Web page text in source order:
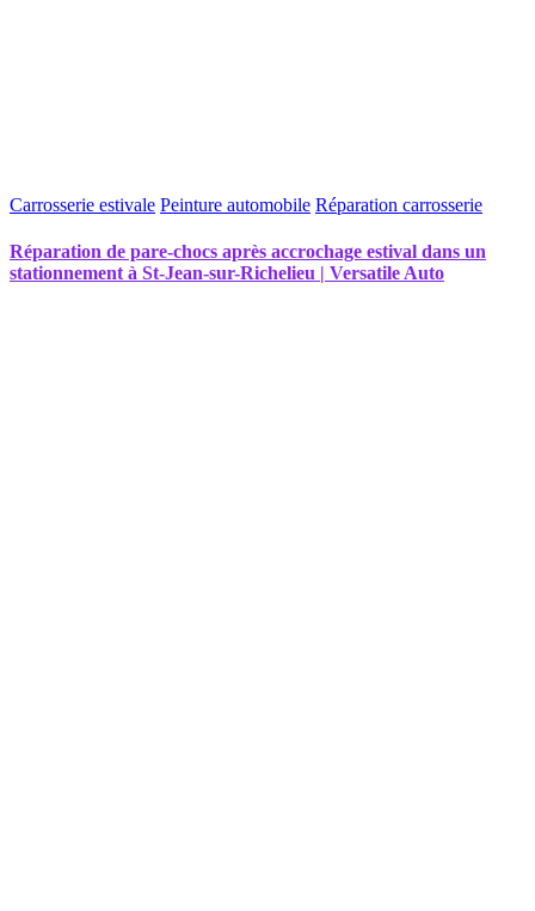
Carrosserie estivale Peinture automobile Réparation carrosserie
Réparation de pare-chocs après accrochage estival dans un
stationnement à St-Jean-sur-Richelieu | Versatile Auto